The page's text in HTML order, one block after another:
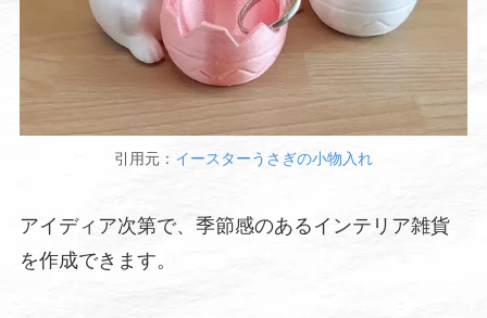
引用元： イースターうさぎの小物入れ
アイディア次第で、季節感のあるインテリア雑貨
を作成できます。